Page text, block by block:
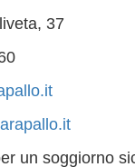
37
un soggiorno